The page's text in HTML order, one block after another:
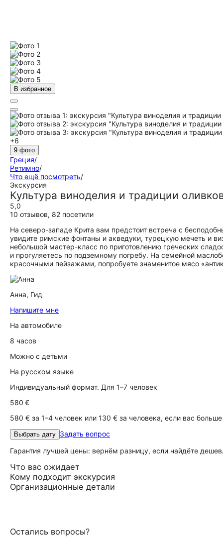
В избранное
+6
9 фото
Греция/
Ретимно/
Что ещё посмотреть/
Экскурсия
Культура виноделия и традиции
5,0
10 отзывов, 82 посетили
На северо-западе Крита вам предстоит встреча с
увидите римские фонтаны и акведуки, турецкую мечеть и
небольшой мастер-класс по приготовлению греческих
и прогуляетесь по подземному погребу. На семейной
красочными пейзажами, попробуете знаменитое мясо
Анна, Гид
Напишите мне
На автомобиле
8 часов
Можно с детьми
На русском языке
Индивидуальный формат. Для 1–7 человек
580 €
580 € за 1–4 человек или 130 € за человека, если вас больше
Выбрать дату Задать вопрос
Гарантия лучшей цены: вернём разницу, если найдёте
Что вас ожидает
Кому подходит экскурсия
Организационные детали
Остались вопросы?